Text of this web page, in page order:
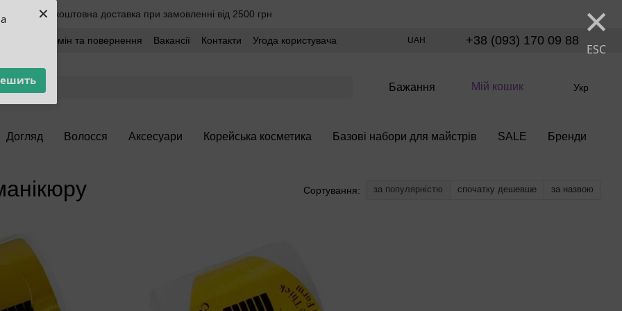
× ×
ESC
Безкоштовна доставка при замовленні від 2500 грн
Обмін та повернення Вакансії Контакти
Угода користувача
UAH +38 (093) 170 09 88
Бажання Мій кошик Укр
Догляд Волосся Аксесуари Корейська косметика Базові набори для майстрів SALE Бренди
Сортування: за популярністю спочатку дешевше за назвою